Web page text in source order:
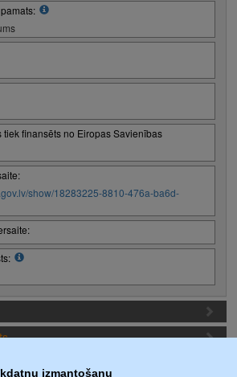
izmantošanu
tiek finansēts no Eiropas Savienības
show/18283225-8810-476a-ba6d-